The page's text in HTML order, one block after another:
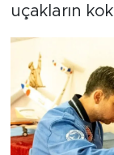
uçakların